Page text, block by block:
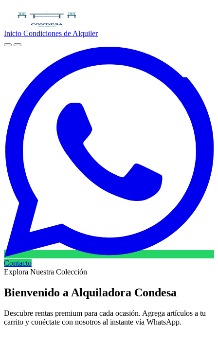
Inicio Condiciones de Alquiler
Contacto
Explora Nuestra Colección
Bienvenido a Alquiladora Condesa
Descubre rentas premium para cada ocasión. Agrega artículos a tu
carrito y conéctate con nosotros al instante vía WhatsApp.